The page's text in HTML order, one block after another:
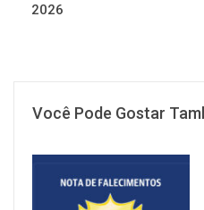
2026
Você Pode Gostar